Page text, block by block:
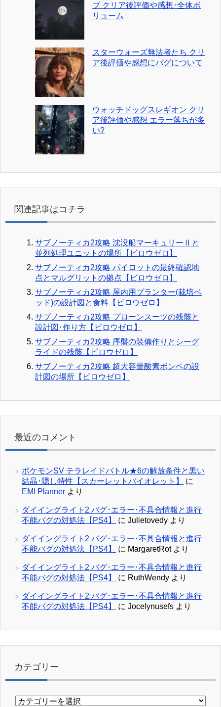
プ クリア後評価や感想･全体ボ
リューム
スターウォーズ無法者たち クリ
ア後評価や感想にバグについて
ウォッチドッグスレギオン クリ
ア後評価や感想 エラー落ちが多
い?
関連記事はコチラ
サブノーティカ2攻略 沈没船マーキュリーⅡと
並列処理ユニットの場所【ビロウゼロ】
サブノーティカ2攻略 パイロットの最終確認地
点とマルグリットの拠点【ビロウゼロ】
サブノーティカ2攻略 屋内用プランター(栽培ベ
ッド)の設計図と食料【ビロウゼロ】
サブノーティカ2攻略 プローンスーツの残骸と
設計図･作り方【ビロウゼロ】
サブノーティカ2攻略 序盤の装備作りとシーグ
ライドの残骸【ビロウゼロ】
サブノーティカ2攻略 超大容量酸素ボンベの設
計図の場所【ビロウゼロ】
最近のコメント
ポケモンSV テラレイドバトル★6の解放条件と黒い
結晶･隠し特性【スカーレットバイオレット】
に
EMI Planner より
ダイイングライト2 バグ･エラー･不具合情報と進行
不能バグの対処法【PS4】
に Julietovedy より
ダイイングライト2 バグ･エラー･不具合情報と進行
不能バグの対処法【PS4】
に MargaretRotより
ダイイングライト2 バグ･エラー･不具合情報と進行
不能バグの対処法【PS4】
に RuthWendy より
ダイイングライト2 バグ･エラー･不具合情報と進行
不能バグの対処法【PS4】
に Jocelynusefs より
カテゴリー
カ